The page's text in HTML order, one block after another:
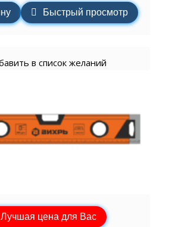
Быстрый просмотр
в список желаний
Лучшая цена для Вас